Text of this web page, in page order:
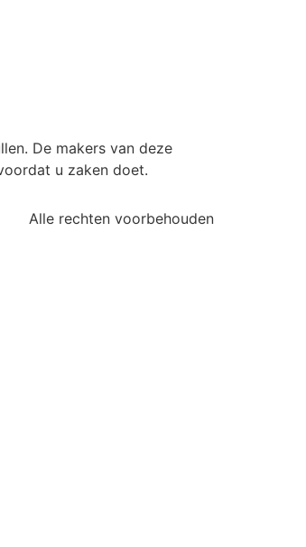
De makers van deze
u zaken doet.
Alle rechten voorbehouden